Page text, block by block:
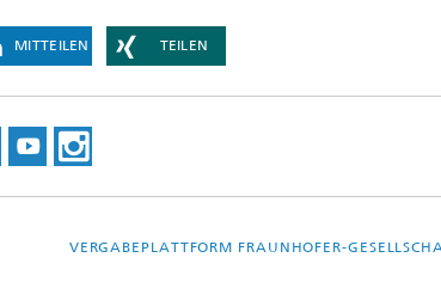
MITTEILEN TEILEN
VERGABEPLATTFORM FRAUNHOFER-